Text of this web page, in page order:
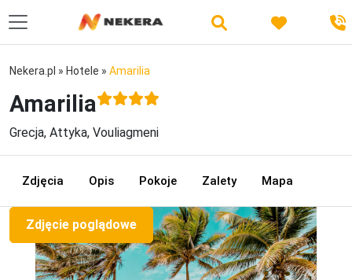
Nekera.pl » Hotele » Amarilia
Amarilia
Grecja, Attyka, Vouliagmeni
Zdjęcia Opis Pokoje Zalety Mapa
Zdjęcie poglądowe